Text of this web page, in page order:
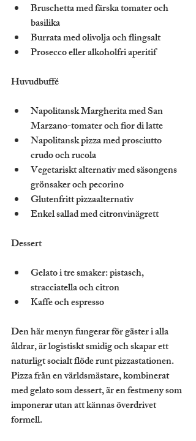
Bruschetta med färska tomater och
basilika
Burrata med olivolja och flingsalt
Prosecco eller alkoholfri aperitif
Huvudbuffé
Napolitansk Margherita med San
Marzano-tomater och fior di latte
Napolitansk pizza med prosciutto
crudo och rucola
Vegetariskt alternativ med säsongens
grönsaker och pecorino
Glutenfritt pizzaalternativ
Enkel sallad med citronvinägrett
Dessert
Gelato i tre smaker: pistasch,
stracciatella och citron
Kaffe och espresso
Den här menyn fungerar för gäster i alla
åldrar, är logistiskt smidig och skapar ett
naturligt socialt flöde runt pizzastationen.
Pizza från en världsmästare, kombinerat
med gelato som dessert, är en festmeny som
imponerar utan att kännas överdrivet
formell.